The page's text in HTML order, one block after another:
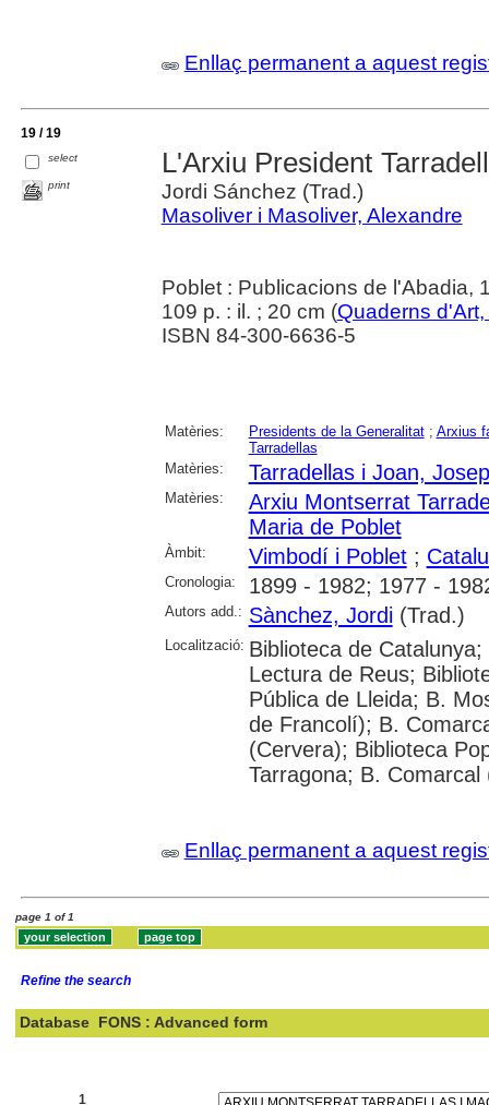
Enllaç permanent a aquest
19 / 19
select
print
L'Arxiu President
Jordi Sánchez (Trad.)
Masoliver i Masoliver, Alexandre
Poblet : Publicacions de l'Abadia,
109 p. : il. ; 20 cm (Quaderns
ISBN 84-300-6636-5
Matèries: Presidents de la Generalitat; Arxius
Tarradellas
Matèries:
Tarradellas i Joan, Josep
Matèries:
Arxiu Montserrat
Maria de Poblet
Àmbit: Vimbodí i Poblet;
Cronologia: 1899 - 1982; 1977 -
Autors add.: Sànchez, Jordi(Trad.)
Localització: Biblioteca de
Lectura de Reus;
Pública de Lleida; B.
de Francolí); B.
(Cervera); Biblioteca
Tarragona; B. Comarcal
Enllaç permanent a aquest
page 1 of 1
Refine the search
Database FONS : Advanced form
1